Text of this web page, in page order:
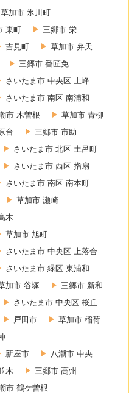
草加市 氷川町
東町
三郷市 栄
吉見町
草加市 弁天
三郷市 番匠免
さいたま市 中央区 上峰
さいたま市 南区 南浦和
市 木曽根
草加市 青柳
台
三郷市 市助
さいたま市 北区 土呂町
さいたま市 西区 指扇
さいたま市 南区 南本町
草加市 瀬崎
木
草加市 旭町
さいたま市 中央区 上落合
さいたま市 緑区 東浦和
加市 谷塚
三郷市 新和
さいたま市 中央区 桜丘
戸田市
草加市 稲荷
新座市
八潮市 中央
木
三郷市 高州
市 鶴ケ曽根